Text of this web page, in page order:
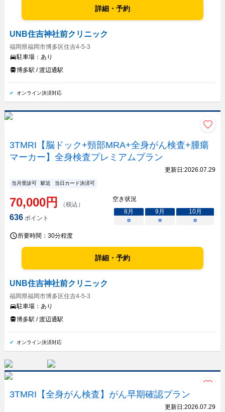
詳細・予約
UNB住吉神社前クリニック
福岡県福岡市博多区住吉4-5-3
駐車場： あり
博多駅 / 渡辺通駅
オンライン決済対応
3TMRI【脳ドック+頸部MRA+全身がん検査+腫瘍
マーカー】全身検査プレミアムプラン
更新日:2026.07.29
当月受診可 駅近 当日カード決済可
70,000円 （税込）
636ポイント
空き状況
8月 9月 10月
○
○ ○
所要時間： 30分程度
詳細・予約
UNB住吉神社前クリニック
福岡県福岡市博多区住吉4-5-3
駐車場： あり
博多駅 / 渡辺通駅
オンライン決済対応
3TMRI【全身がん検査】がん早期確認プラン
更新日:2026.07.29